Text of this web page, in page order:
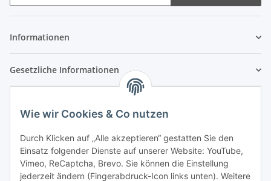
Wie wir Cookies & Co nutzen
Durch Klicken auf „Alle akzeptieren“ gestatten Sie den
Einsatz folgender Dienste auf unserer Website: YouTube,
Vimeo, ReCaptcha, Brevo. Sie können die Einstellung
jederzeit ändern (Fingerabdruck-Icon links unten). Weitere
Informationen
Gesetzliche Informationen